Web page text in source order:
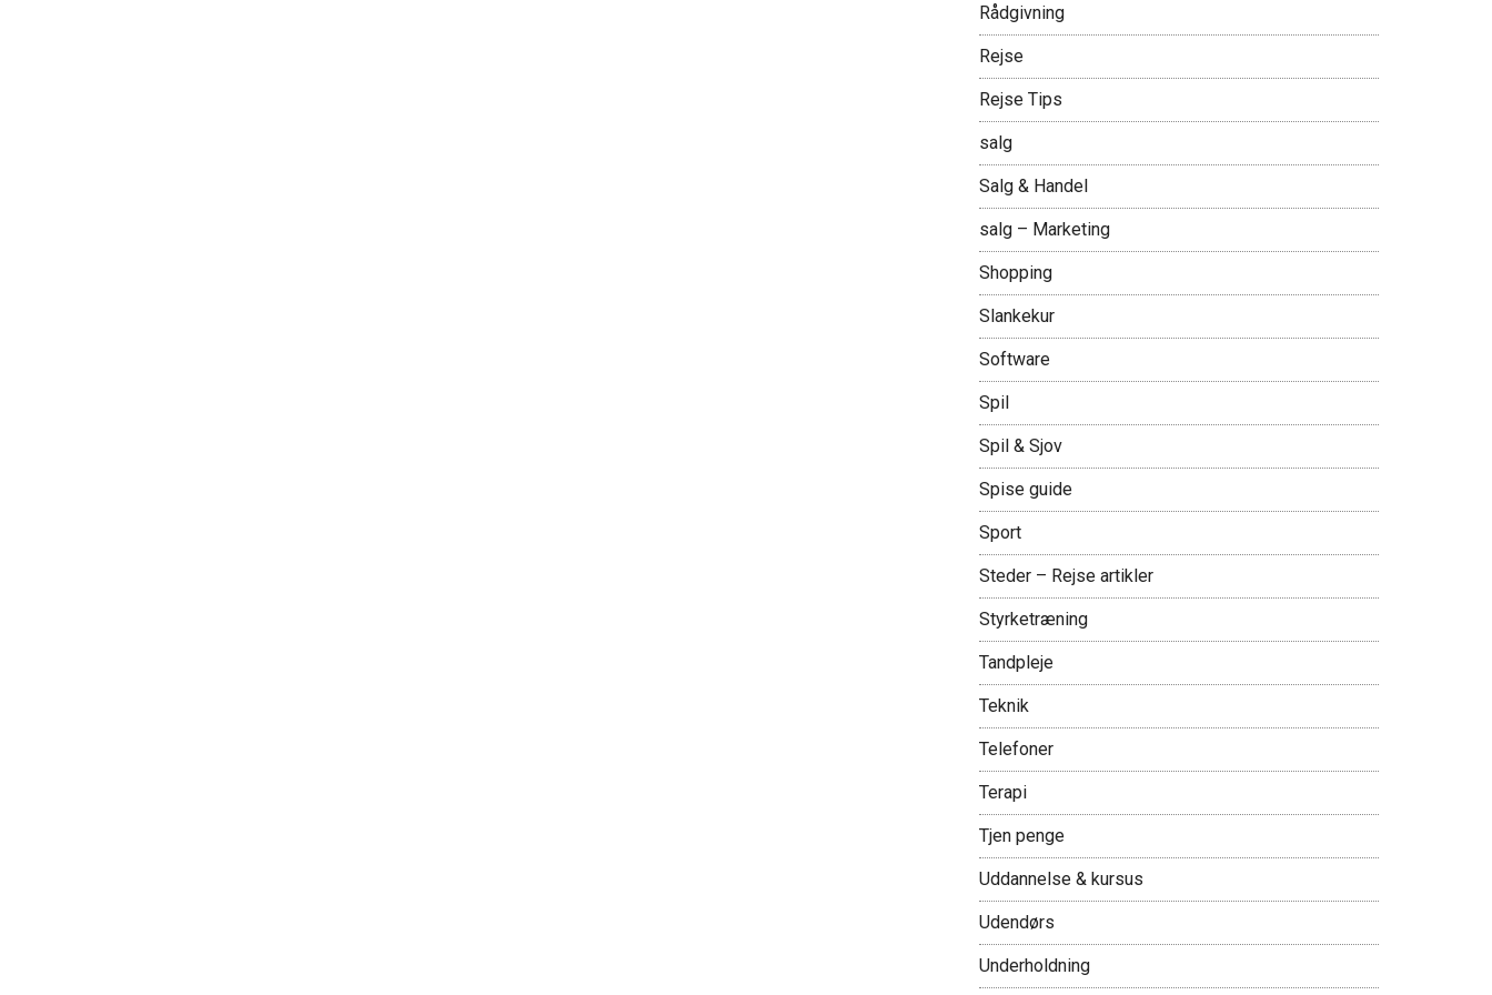
Rådgivning
Rejse
Rejse Tips
salg
Salg & Handel
salg – Marketing
Shopping
Slankekur
Software
Spil
Spil & Sjov
Spise guide
Sport
Steder – Rejse artikler
Styrketræning
Tandpleje
Teknik
Telefoner
Terapi
Tjen penge
Uddannelse & kursus
Udendørs
Underholdning